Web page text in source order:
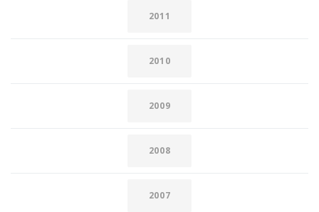
2011
2010
2009
2008
2007